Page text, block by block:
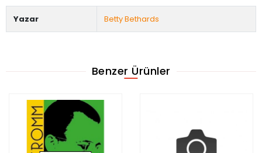
Yazar Betty Bethards
Benzer Ürünler